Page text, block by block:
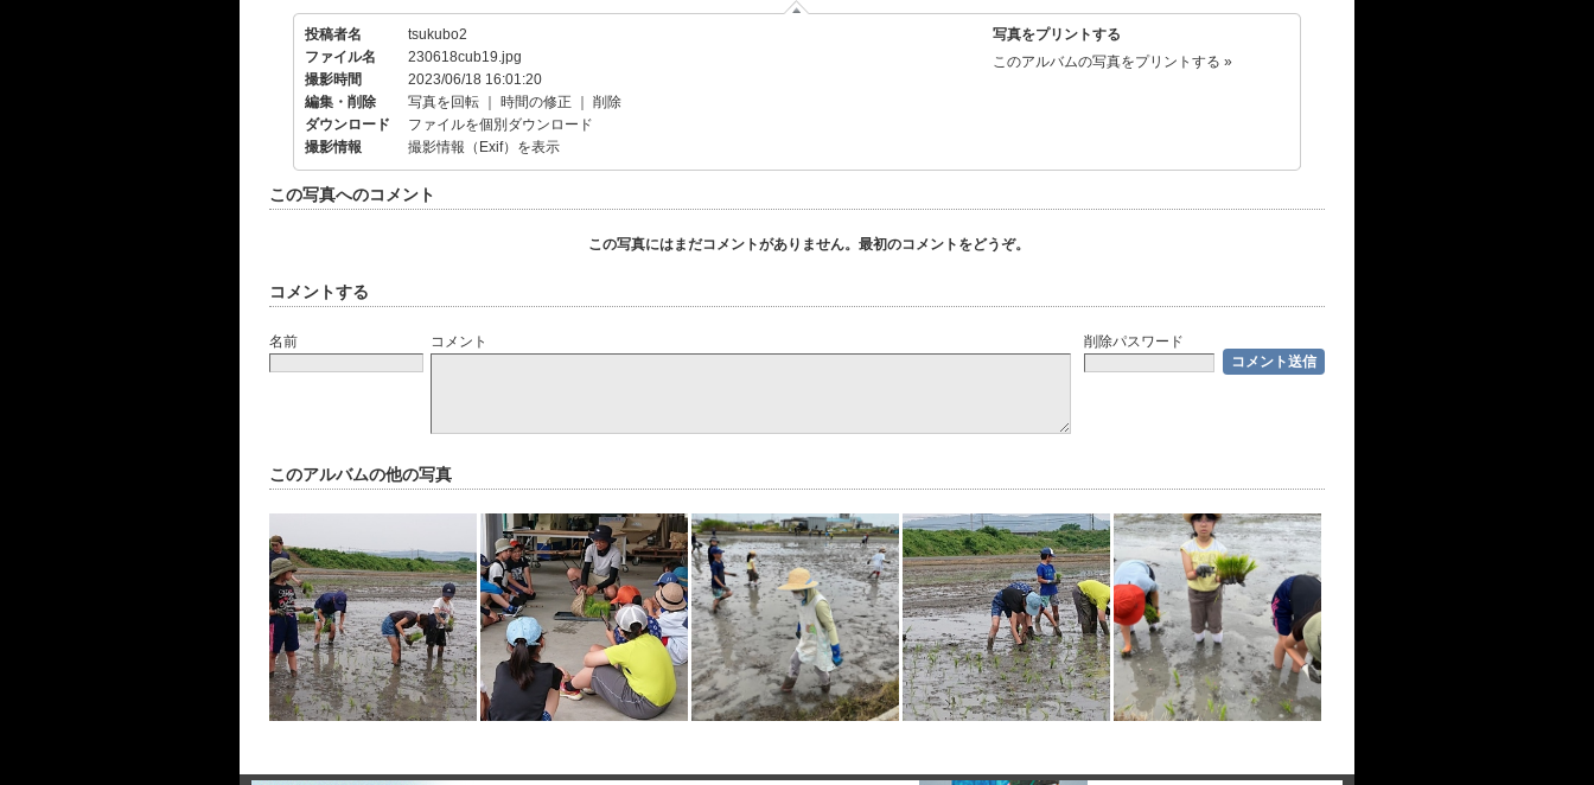
投稿者名
tsukubo2
ファイル名
230618cub19.jpg
撮影時間
2023/06/18 16:01:20
編集・削除
写真を回転 時間の修正
削除
ダウンロード
ファイルを個別ダウンロード
撮影情報
撮影情報（Exif）を表示
写真をプリントする
このアルバムの写真をプリントする »
この写真へのコメント
この写真にはまだコメントがありません。最初のコメントをどうぞ。
コメントする
名前 コメント 削除パスワード
このアルバムの他の写真